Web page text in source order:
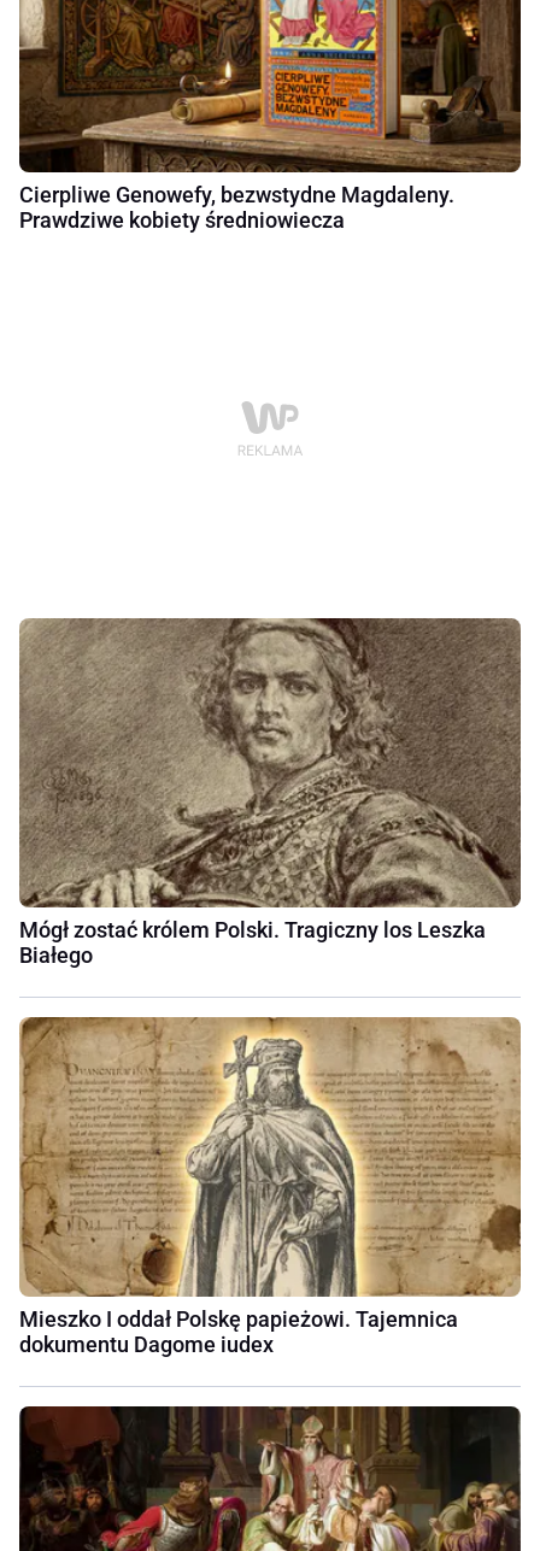
Cierpliwe Genowefy, bezwstydne Magdaleny.
Prawdziwe kobiety średniowiecza
Mógł zostać królem Polski. Tragiczny los Leszka
Białego
Mieszko I oddał Polskę papieżowi. Tajemnica
dokumentu Dagome iudex